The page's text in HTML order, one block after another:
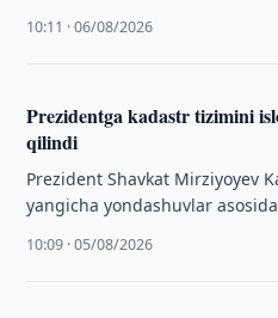
texnologiyalarni joriy …
10:11 · 06/08/2026
Prezidentga kadastr tizimini
qilindi
Prezident Shavkat Mirziyoyev
yangicha yondashuvlar
boʻyicha takliflar taqdimoti …
10:09 · 05/08/2026